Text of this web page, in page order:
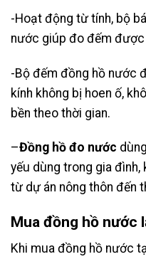
-Hoạt động từ tính, bộ
nước giúp đo đếm được
-Bộ đếm đồng hồ nước
kính không bị hoen ố,
bền theo thời gian.
–Đồng hồ đo nước
yếu dùng trong gia
từ dự án nông thôn đến
Mua đồng hồ nước
Khi mua đồng hồ nước